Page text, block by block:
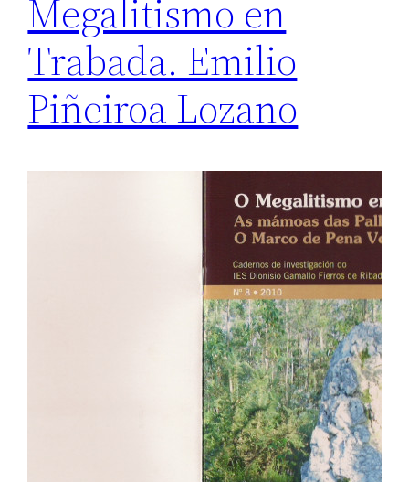
Megalitismo en
Trabada. Emilio
Piñeiroa Lozano